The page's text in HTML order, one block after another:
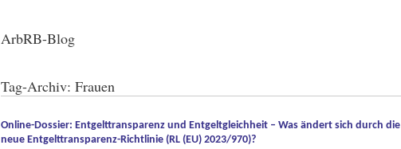
ArbRB-Blog
Tag-Archiv: Frauen
Online-Dossier: Entgelttransparenz und Entgeltgleichheit – Was ändert sich durch die
neue Entgelttransparenz-Richtlinie (RL (EU) 2023/970)?